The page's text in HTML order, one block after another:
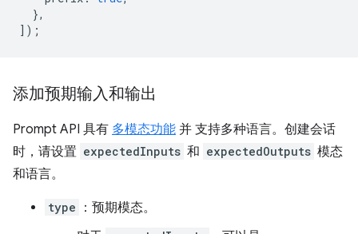
},
]);
添加预期输入和输出
Prompt API 具有 多模态功能 并 支持多种语言。创建会话
时，请设置 expectedInputs 和 expectedOutputs 模态
和语言。
type
：预期模态。